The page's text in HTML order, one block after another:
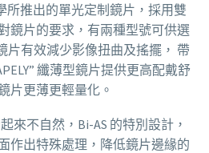
所推出的單光定制鏡片，採用雙
鏡片的要求，有兩種型號可供選
片有效減少影像扭曲及搖擺， 帶
纖薄型鏡片提供更高配戴舒
片更薄更輕量化。
來不自然，Bi-AS 的特別設計，
作出特殊處理，降低鏡片邊緣的